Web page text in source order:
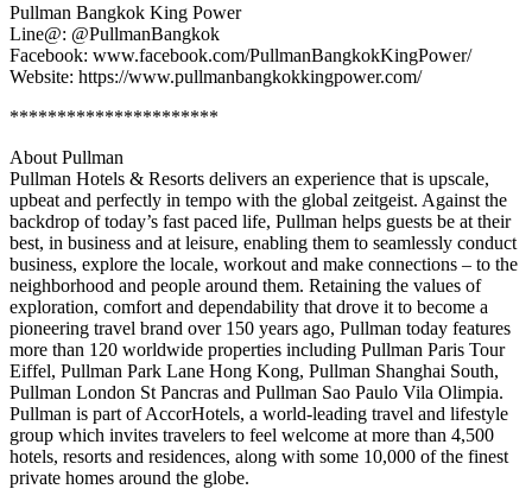
Pullman Bangkok King Power
Line@: @PullmanBangkok
Facebook: www.facebook.com/PullmanBangkokKingPower/
Website: https://www.pullmanbangkokkingpower.com/
**********************
About Pullman
Pullman Hotels & Resorts delivers an experience that is upscale,
upbeat and perfectly in tempo with the global zeitgeist. Against the
backdrop of today’s fast paced life, Pullman helps guests be at their
best, in business and at leisure, enabling them to seamlessly conduct
business, explore the locale, workout and make connections – to the
neighborhood and people around them. Retaining the values of
exploration, comfort and dependability that drove it to become a
pioneering travel brand over 150 years ago, Pullman today features
more than 120 worldwide properties including Pullman Paris Tour
Eiffel, Pullman Park Lane Hong Kong, Pullman Shanghai South,
Pullman London St Pancras and Pullman Sao Paulo Vila Olimpia.
Pullman is part of AccorHotels, a world-leading travel and lifestyle
group which invites travelers to feel welcome at more than 4,500
hotels, resorts and residences, along with some 10,000 of the finest
private homes around the globe.